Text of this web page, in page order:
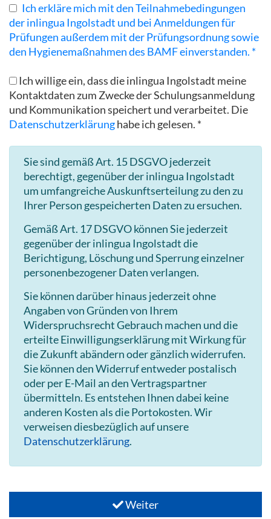
Ich erkläre mich mit den Teilnahmebedingungen
der inlingua Ingolstadt und bei Anmeldungen für
Prüfungen außerdem mit der Prüfungsordnung sowie
den Hygienemaßnahmen des BAMF einverstanden. *
Ich willige ein, dass die inlingua Ingolstadt meine
Kontaktdaten zum Zwecke der Schulungsanmeldung
und Kommunikation speichert und verarbeitet. Die
Datenschutzerklärunghabe ich gelesen. *
Sie sind gemäß Art. 15 DSGVO jederzeit
berechtigt, gegenüber der inlingua Ingolstadt
um umfangreiche Auskunftserteilung zu den zu
Ihrer Person gespeicherten Daten zu ersuchen.
Gemäß Art. 17 DSGVO können Sie jederzeit
gegenüber der inlingua Ingolstadt die
Berichtigung, Löschung und Sperrung einzelner
personenbezogener Daten verlangen.
Sie können darüber hinaus jederzeit ohne
Angaben von Gründen von Ihrem
Widerspruchsrecht Gebrauch machen und die
erteilte Einwilligungserklärung mit Wirkung für
die Zukunft abändern oder gänzlich widerrufen.
Sie können den Widerruf entweder postalisch
oder per E-Mail an den Vertragspartner
übermitteln. Es entstehen Ihnen dabei keine
anderen Kosten als die Portokosten. Wir
verweisen diesbezüglich auf unsere
Datenschutzerklärung.
Weiter